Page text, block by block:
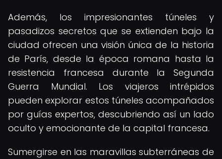
Además, los impresionantes túneles y
pasadizos secretos que se extienden bajo la
ciudad ofrecen una visión única de la historia
de París, desde la época romana hasta la
resistencia francesa durante la Segunda
Guerra Mundial. Los viajeros intrépidos
pueden explorar estos túneles acompañados
por guías expertos, descubriendo así un lado
oculto y emocionante de la capital francesa.
Sumergirse en las maravillas subterráneas de